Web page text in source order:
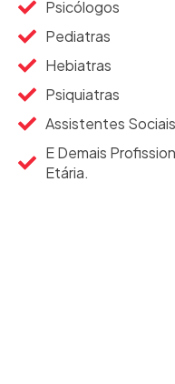
Psicólogos
Pediatras
Hebiatras
Psiquiatras
Assistentes Sociais
E Demais
Etária.